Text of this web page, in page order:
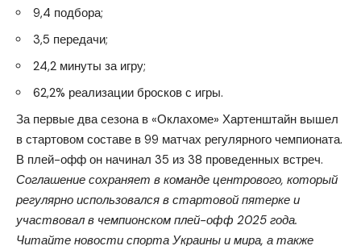
9,4 подбора;
3,5 передачи;
24,2 минуты за игру;
62,2% реализации бросков с игры.
За первые два сезона в «Оклахоме» Хартенштайн вышел
в стартовом составе в 99 матчах регулярного чемпионата.
В плей-офф он начинал 35 из 38 проведенных встреч.
Соглашение сохраняет в команде центрового, который
регулярно использовался в стартовой пятерке и
участвовал в чемпионском плей-офф 2025 года.
Читайте новости спорта Украины и мира, а также